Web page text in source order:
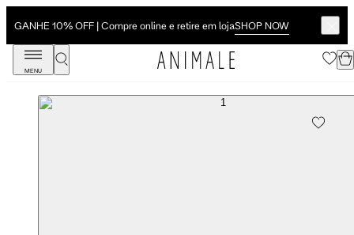
GANHE 10% OFF | Compre online e retire em lojaSHOP NOW
MENU